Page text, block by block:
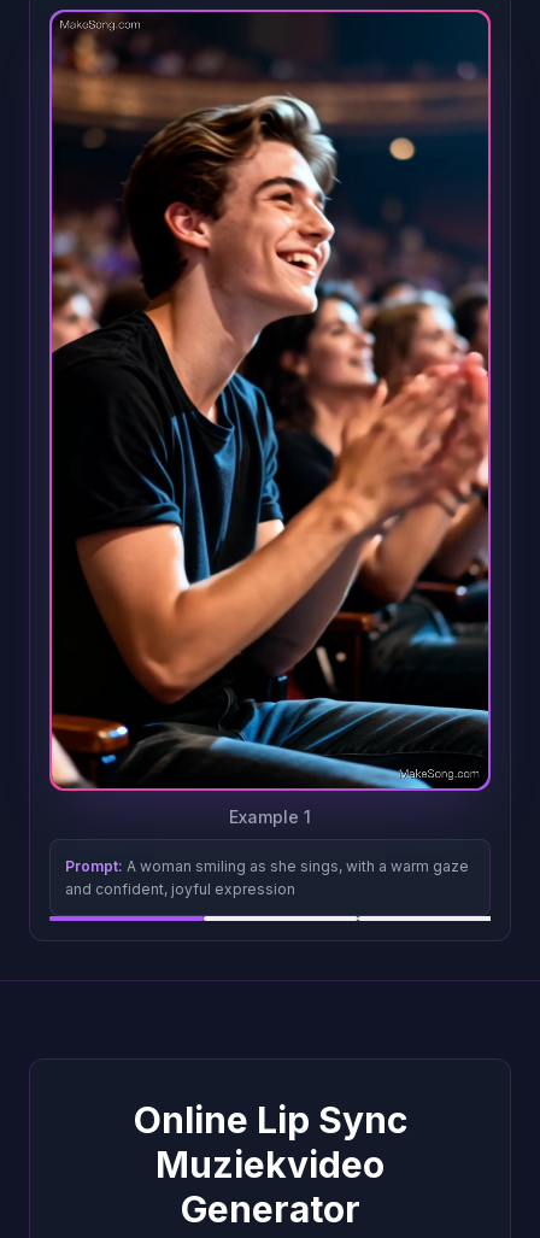
Example 1
Prompt: A woman smiling as she sings, with a warm gaze
and confident, joyful expression
Online Lip Sync
Muziekvideo
Generator